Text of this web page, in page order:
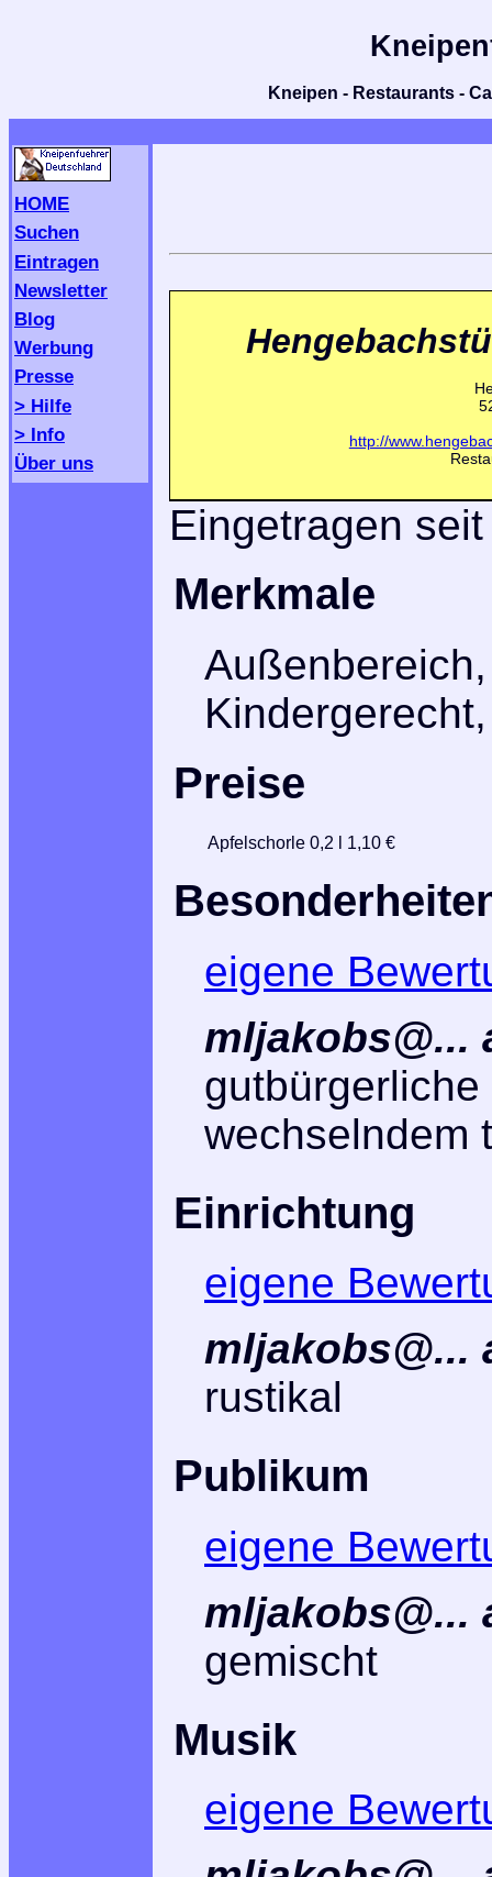
Kneipen - Restaurants -
HOME
Suchen
Eintragen
Newsletter
Blog
Werbung
Presse
> Hilfe
> Info
Über uns
http://
Eingetragen
Merkmale
Preise
Apfelschorle 0,2 l 1,10 €
eigene
mljakobs@...
wechselndem
Einrichtung
eigene
mljakobs@...
rustikal
Publikum
eigene
mljakobs@...
gemischt
Musik
eigene